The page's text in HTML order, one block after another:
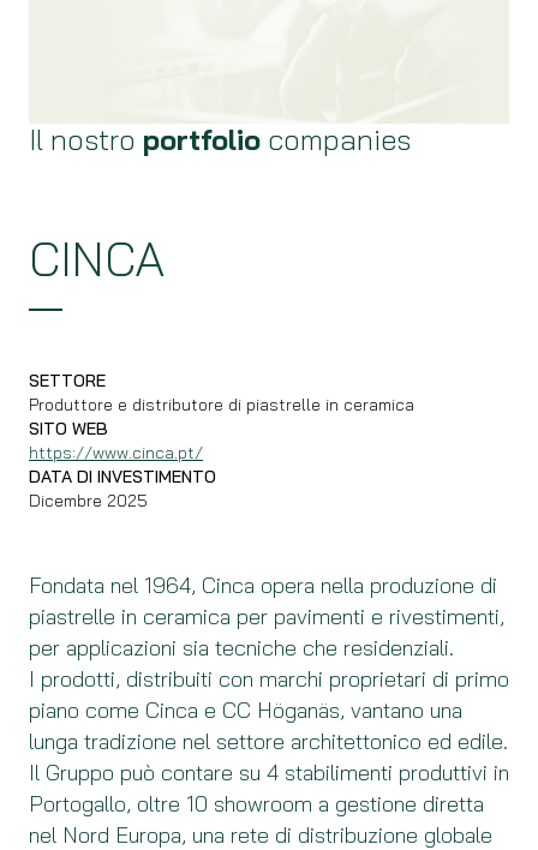
Il nostro portfolio companies
CINCA
SETTORE
Produttore e distributore di piastrelle in ceramica
SITO WEB
https://www.cinca.pt/
DATA DI INVESTIMENTO
Dicembre 2025
Fondata nel 1964, Cinca opera nella produzione di
piastrelle in ceramica per pavimenti e rivestimenti,
per applicazioni sia tecniche che residenziali.
I prodotti, distribuiti con marchi proprietari di primo
piano come Cinca e CC Höganäs, vantano una
lunga tradizione nel settore architettonico ed edile.
Il Gruppo può contare su 4 stabilimenti produttivi in
Portogallo, oltre 10 showroom a gestione diretta
nel Nord Europa, una rete di distribuzione globale